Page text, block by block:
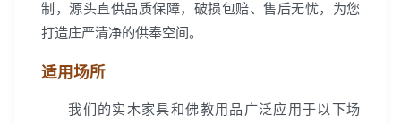
制，源头直供品质保障，破损包赔、售后无忧，为您
打造庄严清净的供奉空间。
适用场所
我们的实木家具和佛教用品广泛应用于以下场